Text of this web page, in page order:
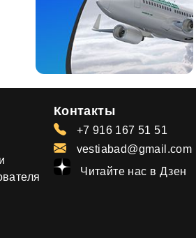
Контакты
+7 916 167 51 51
vestiabad@gmail.com
Читайте нас в Дзен